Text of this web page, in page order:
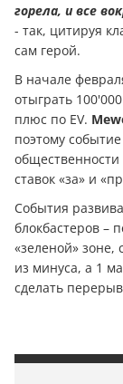
горела, и все
- так, цитируя
сам герой.
В начале
отыграть
плюс по EV.
поэтому
ставок «за» и
События
блокбастеров –
«зеленой» зоне,
из минуса, а 1
сделать